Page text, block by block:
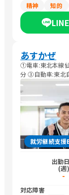
精神
知的
あすかぜ
①電車:東北本線
分 ③自動車:東北
動車専用道路)を
就労継続支援
出勤
(週)
-
対応障害